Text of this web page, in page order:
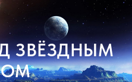
ЗВЁЗДНЫМ